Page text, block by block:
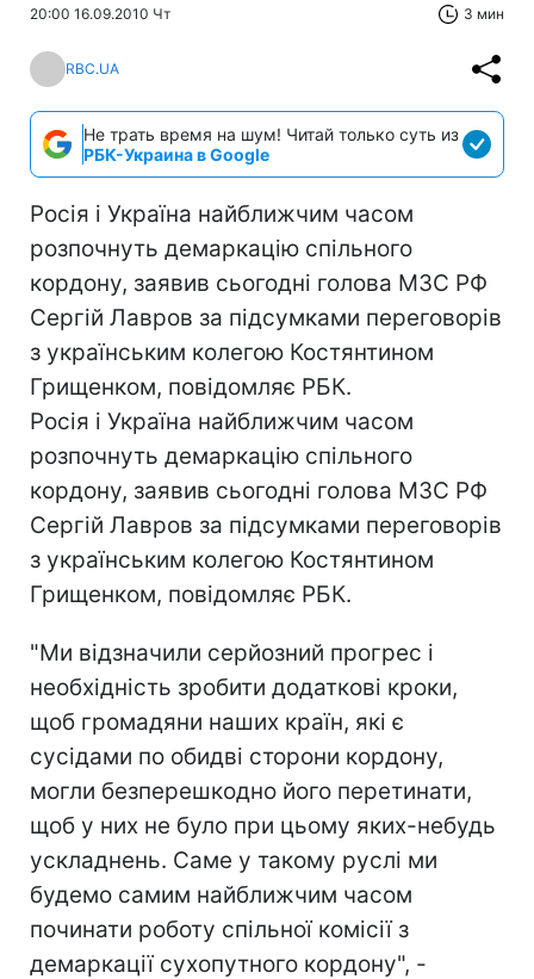
20:00 16.09.2010 Чт 3 мин
RBC.UA
Не трать время на шум! Читай только суть из
РБК-Украина в Google
Росія і Україна найближчим часом
розпочнуть демаркацію спільного
кордону, заявив сьогодні голова МЗС РФ
Сергій Лавров за підсумками переговорів
з українським колегою Костянтином
Грищенком, повідомляє РБК.
Росія і Україна найближчим часом
розпочнуть демаркацію спільного
кордону, заявив сьогодні голова МЗС РФ
Сергій Лавров за підсумками переговорів
з українським колегою Костянтином
Грищенком, повідомляє РБК.
"Ми відзначили серйозний прогрес і
необхідність зробити додаткові кроки,
щоб громадяни наших країн, які є
сусідами по обидві сторони кордону,
могли безперешкодно його перетинати,
щоб у них не було при цьому яких-небудь
ускладнень. Саме у такому руслі ми
будемо самим найближчим часом
починати роботу спільної комісії з
демаркації сухопутного кордону", -